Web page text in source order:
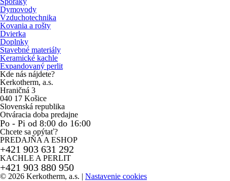
Dymovody
Vzduchotechnika
Kovania a rošty
Dvierka
Doplnky
Stavebné materiály
Keramické kachle
Expandovaný perlit
Kde nás nájdete?
Kerkotherm, a.s.
Hraničná 3
040 17 Košice
Slovenská republika
Otváracia doba predajne
Po - Pi od 8:00 do 16:00
Chcete sa opýtať?
PREDAJŇA A ESHOP
+421 903 631 292
KACHLE A PERLIT
+421 903 880 950
© 2026 Kerkotherm, a.s. | Nastavenie cookies